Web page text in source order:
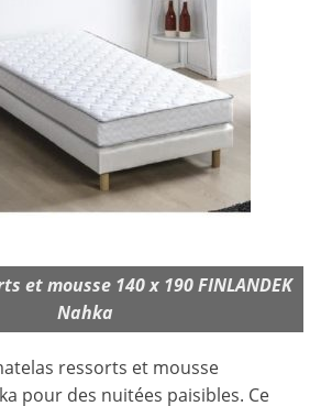
et mousse 140 x 190 FINLANDEK
Nahka
ressorts et mousse
pour des nuitées paisibles. Ce